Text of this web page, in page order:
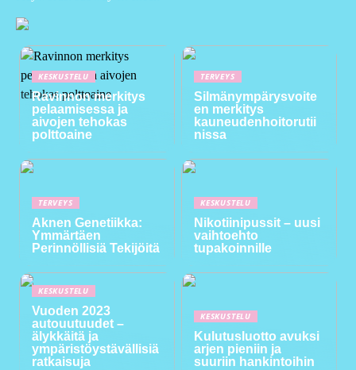
KESKUSTELU
Ravinnon merkitys
pelaamisessa ja
aivojen tehokas
polttoaine
TERVEYS
Silmänympärysvoite
en merkitys
kauneudenhoitorutii
nissa
TERVEYS
Aknen Genetiikka:
Ymmärtäen
Perinnöllisiä Tekijöitä
KESKUSTELU
Nikotiinipussit – uusi
vaihtoehto
tupakoinnille
KESKUSTELU
Vuoden 2023
autouutuudet –
älykkäitä ja
ympäristöystävällisiä
ratkaisuja
KESKUSTELU
Kulutusluotto avuksi
arjen pieniin ja
suuriin hankintoihin